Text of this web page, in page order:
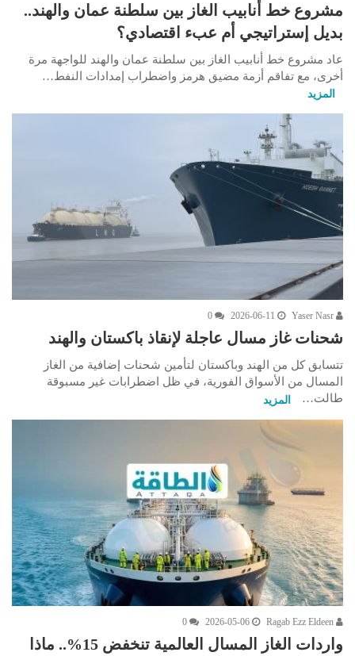
مشروع خط أنابيب الغاز بين سلطنة عمان والهند..
بديل إستراتيجي أم عبء اقتصادي؟
عاد مشروع خط أنابيب الغاز بين سلطنة عمان والهند للواجهة مرة
أخرى، مع تفاقم أزمة مضيق هرمز واضطراب إمدادات النفط…
المزيد
2026-06-11
0
شحنات غاز مسال عاجلة لإنقاذ باكستان والهند
تتسابق كل من الهند وباكستان لتأمين شحنات إضافية من الغاز
المسال من الأسواق الفورية، في ظل اضطرابات غير مسبوقة
طالت…
المزيد
2026-05-06
0
واردات الغاز المسال العالمية تنخفض 15%.. ماذا